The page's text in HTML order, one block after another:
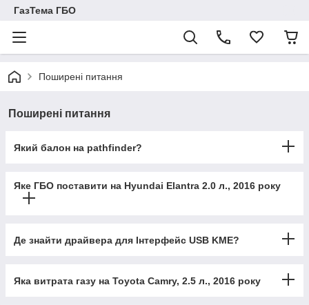
ГазТема ГБО
Поширені питання
Поширені питання
Який балон на pathfinder?
Яке ГБО поставити на Hyundai Elantra 2.0 л., 2016 року
Де знайти драйвера для Інтерфейс USB KME?
Яка витрата газу на Toyota Camry, 2.5 л., 2016 року